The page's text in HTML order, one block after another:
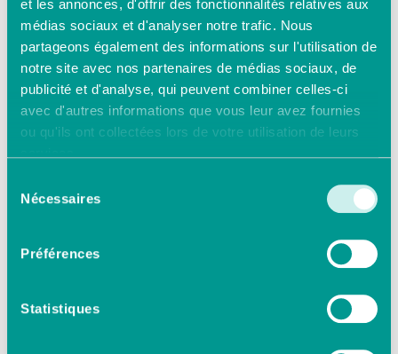
et les annonces, d'offrir des fonctionnalités relatives aux
médias sociaux et d'analyser notre trafic. Nous
partageons également des informations sur l'utilisation de
notre site avec nos partenaires de médias sociaux, de
publicité et d'analyse, qui peuvent combiner celles-ci
avec d'autres informations que vous leur avez fournies
ou qu'ils ont collectées lors de votre utilisation de leurs
Nécessaires
Préférences
Statistiques